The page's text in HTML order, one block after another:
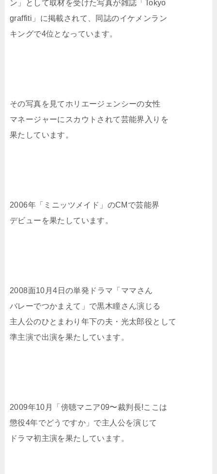
ン」として取材を受けた写真が雑誌「Tokyo
graffiti」に掲載されて、同誌のイケメンラン
キングで4位となっています。
その写真を見てホリエージェンシーの女性
マネージャーにスカウトされて芸能界入りを
果たしています。
2006年「ミニッツメイド」のCMで芸能界
デビューを果たしています。
2008面10月4日の単発ドラマ「ママさん
バレーでつかまえて」で黒木瞳さん演じる
主人公のひとまわり年下の夫・光太郎役として
準主演で出演を果たしています。
2009年10月「傍聴マニア09〜裁判長!ここは
懲役4年でどうですか」で主人公を演じて
ドラマ初主演を果たしています。